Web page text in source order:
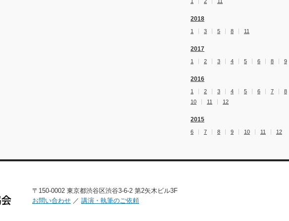
2018
1 3 5 8 11
2017
1 2 3 4 5 6 8 9
2016
1 2 3 4 5 6 7
8
10
11 12
2015
6 7 8 9 10 11 12
〒150-0002 東京都渋谷区渋谷3-6-2 第2矢木ビル3F
お問い合わせ ／ 講演・執筆のご依頼